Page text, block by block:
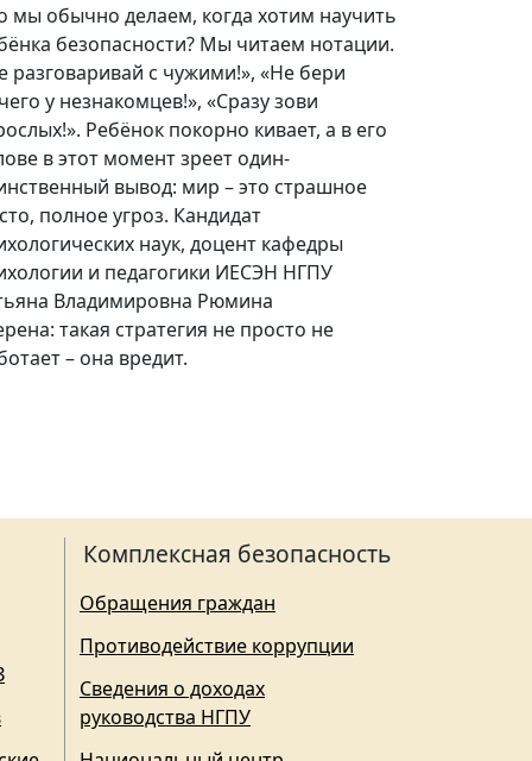
мы обычно делаем, когда хотим научить
безопасности? Мы читаем нотации.
разговаривай с чужими!», «Не бери
у незнакомцев!», «Сразу зови
Ребёнок покорно кивает, а в его
в этот момент зреет один-
вывод: мир – это страшное
полное угроз. Кандидат
наук, доцент кафедры
и педагогики ИЕСЭН НГПУ
Владимировна Рюмина
такая стратегия не просто не
– она вредит.
Комплексная безопасность
Обращения граждан
Противодействие коррупции
Сведения о доходах
руководства НГПУ